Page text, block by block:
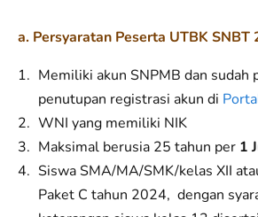
a. Persyaratan Peserta UTBK SNBT
Memiliki akun SNPMB dan sudah
penutupan registrasi akun di
WNI yang memiliki NIK
Maksimal berusia 25 tahun per 1
Siswa SMA/MA/SMK/kelas XII
Paket C tahun 2024, dengan